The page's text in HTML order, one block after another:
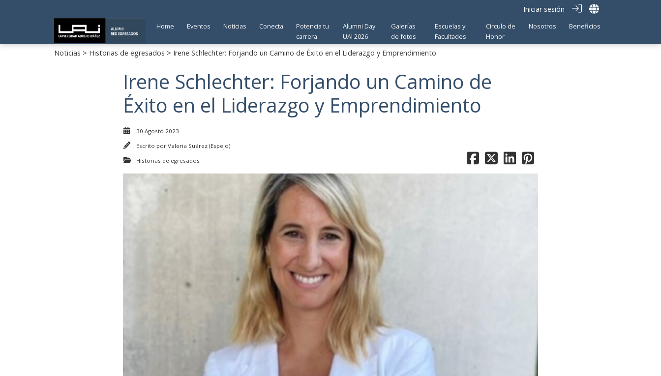
Iniciar sesión
Home Eventos Noticias Conecta
Potencia tu
carrera
Alumni Day
UAI 2026
Galerías
de fotos
Escuelas y
Facultades
Círculo de
Honor
Nosotros Beneficios
Noticias > Historias de egresados > Irene Schlechter: Forjando un Camino de Éxito en el Liderazgo y Emprendimiento
Irene Schlechter: Forjando un Camino de
Éxito en el Liderazgo y Emprendimiento
30 Agosto 2023
Escrito por Valeria Suárez (Espejo)
Historias de egresados